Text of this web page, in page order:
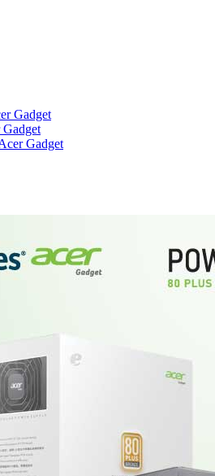
Gadget
Gadget
Gadget